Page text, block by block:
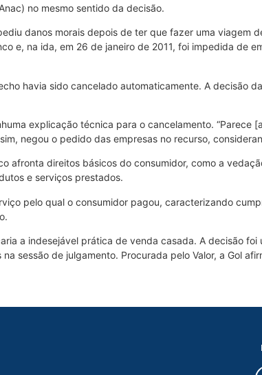
no mesmo sentido da decisão.
danos morais depois de ter que fazer uma viagem
e, na ida, em 26 de janeiro de 2011, foi impedida de
havia sido cancelado automaticamente. A decisão
explicação técnica para o cancelamento.
negou o pedido das empresas no recurso,
afronta direitos básicos do consumidor, como a
e serviços prestados.
pelo qual o consumidor pagou, caracterizando
a indesejável prática de venda casada. A decisão
sessão de julgamento. Procurada pelo Valor, a Gol